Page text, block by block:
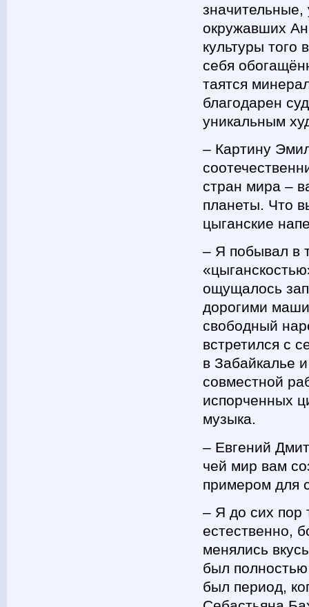
окружавших
культуры того
себя
таятся
благодарен
уникальным
– Картину
стран мира –
планеты. Что
цыганские
– Я побывал в
ощущалось
дорогими
свободный
встретился с
в Забайкалье
совместной
испорченных
музыка.
– Евгений
чей мир вам
примером для
– Я до сих пор
естественно,
менялись
был
был период,